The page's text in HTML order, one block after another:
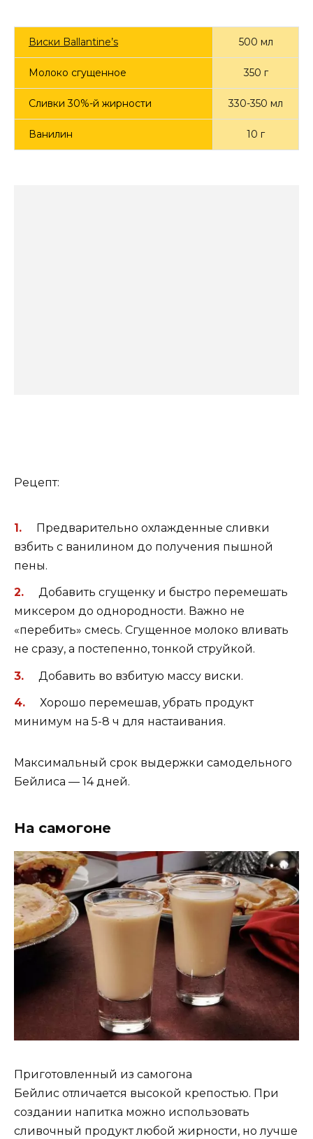
Виски Ballantine’s 500 мл
Молоко сгущенное 350 г
Сливки 30%-й жирности 330-350 мл
Ванилин 10 г
Рецепт:
Предварительно охлажденные сливки
взбить с ванилином до получения пышной
пены.
Добавить сгущенку и быстро перемешать
миксером до однородности. Важно не
«перебить» смесь. Сгущенное молоко вливать
не сразу, а постепенно, тонкой струйкой.
Добавить во взбитую массу виски.
Хорошо перемешав, убрать продукт
минимум на 5-8 ч для настаивания.
Максимальный срок выдержки самодельного
Бейлиса — 14 дней.
На самогоне
Приготовленный из самогона
Бейлис отличается высокой крепостью. При
создании напитка можно использовать
сливочный продукт любой жирности, но лучше